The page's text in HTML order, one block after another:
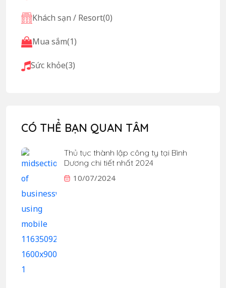
Khách sạn / Resort(0)
Mua sắm(1)
Sức khỏe(3)
CÓ THỂ BẠN QUAN TÂM
Thủ tục thành lập công ty tại Bình
Dương chi tiết nhất 2024
10/07/2024